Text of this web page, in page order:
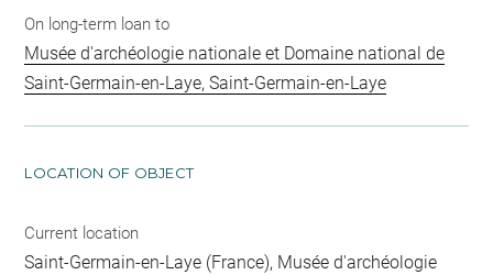
On long-term loan to
Musée d'archéologie nationale et Domaine national de
Saint-Germain-en-Laye, Saint-Germain-en-Laye
LOCATION OF OBJECT
Current location
Saint-Germain-en-Laye (France), Musée d'archéologie